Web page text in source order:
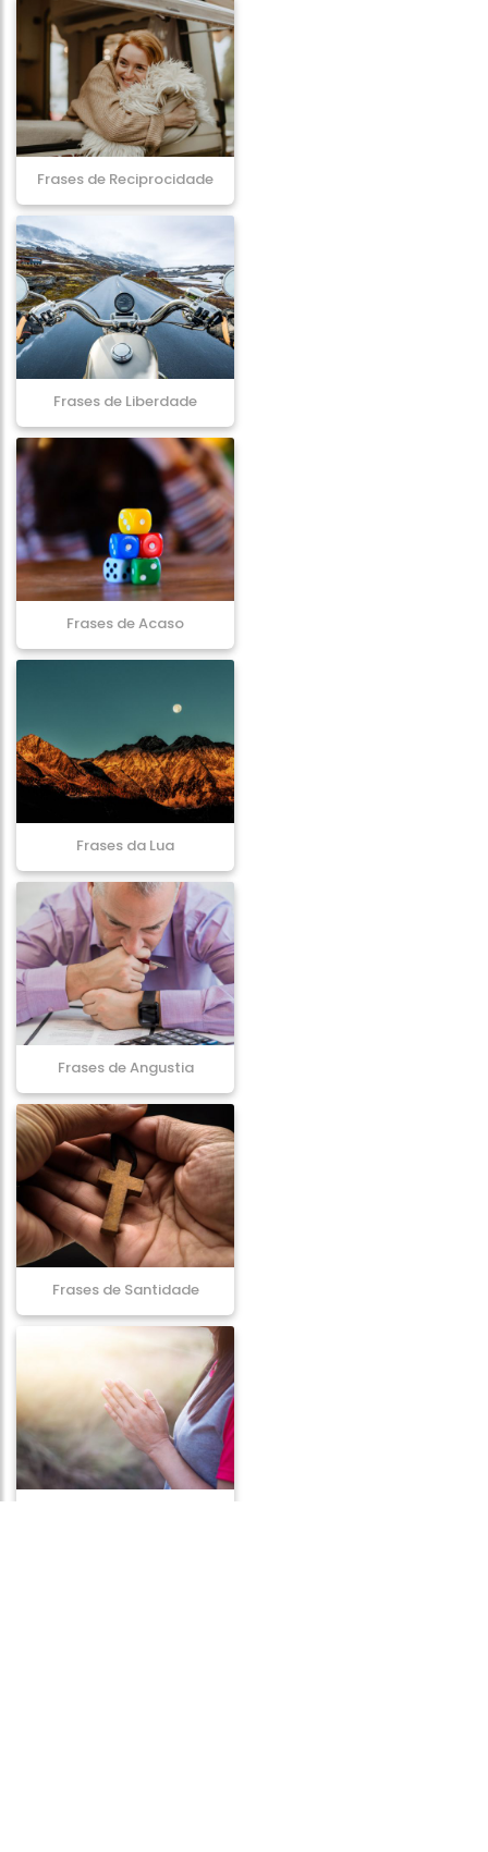
Frases de Reciprocidade
Frases de Liberdade
Frases de Acaso
Frases da Lua
Frases de Angustia
Frases de Santidade